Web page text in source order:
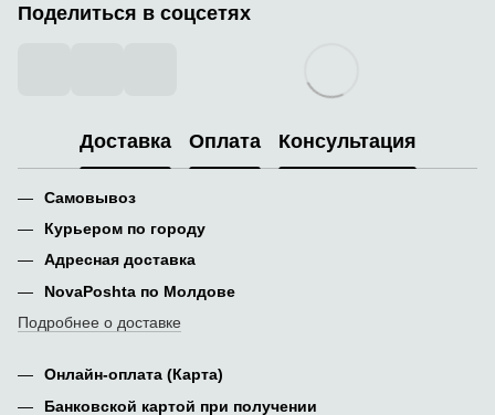
Поделиться в соцсетях
Доставка Оплата Консультация
Самовывоз
Курьером по городу
Адресная доставка
NovaPoshta по Молдове
Подробнее о доставке
Онлайн-оплата (Карта)
Банковской картой при получении